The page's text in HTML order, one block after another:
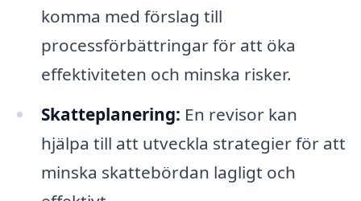
komma med förslag till
processförbättringar för att öka
effektiviteten och minska risker.
Skatteplanering: En revisor kan
hjälpa till att utveckla strategier för att
minska skattebördan lagligt och